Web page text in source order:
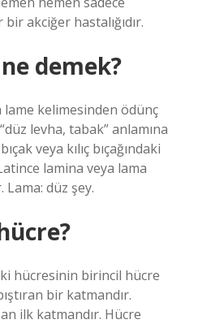
akciğer hastalığıdır.
demek?
lame kelimesinden ödünç
levha, tabak” anlamına
veya kılıç bıçağındaki
lamina veya lama
düz şey.
hücresinin birincil hücre
bir katmandır.
ilk katmandır. Hücre